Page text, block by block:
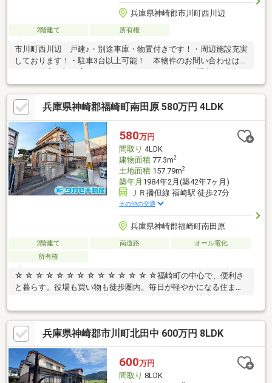
兵庫県神崎郡市川町西川辺
2階建て 所有権
市川町西川辺 戸建♪・別途車庫・物置付きです！・周辺施設充実
しております！・駐車3台以上可能！ 本物件のお問い合わせはタ
兵庫県神崎郡福崎町南田原 580万円 4LDK
580万円
間取り 4LDK
建物面積77.3m2
土地面積157.79m2
築年月 1984年2月(築42年7ヶ月)
ＪＲ播但線 福崎駅 徒歩27分
その他の交通
兵庫県神崎郡福崎町南田原
2階建て 南道路
オール電化
所有権
☆ ☆ ☆ ☆ ☆ ☆ ☆ ☆ ☆ ☆ ☆ ☆ ☆ ☆福崎町の中心で、便利さ
と暮らす。役場も買い物も徒歩圏内。毎日が軽やかになる住ま
い。生活施設がぎゅっと近い。福崎町中心エリアの快適ライフ。
歩いて完結”の暮らしを、福崎町の中心で。利便性が日常を変え
る。福崎町中心部の好立地物件。☆ ☆ ☆ ☆ ☆ ☆ ☆ ☆ ☆ ☆ ☆
☆ ☆ ☆兵庫県神崎郡市川町北田中 600万円 8LDK
600万円
間取り 8LDK